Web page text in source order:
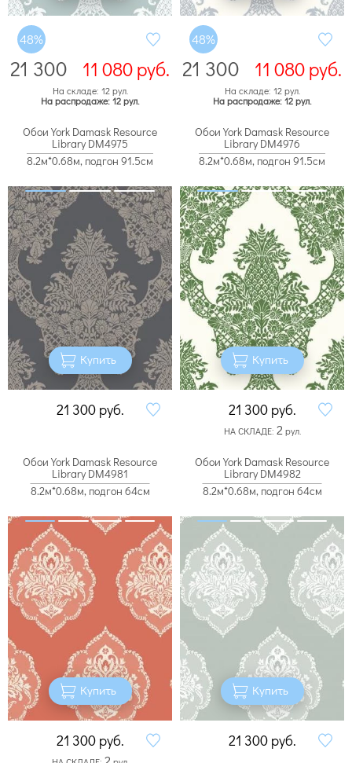
48%
21 300 11 080руб.
На складе: 12 рул.
На распродаже: 12 рул.
48%
21 300 11 080руб.
На складе: 12 рул.
На распродаже: 12 рул.
Обои York Damask Resource
Library DM4975
8.2м*0.68м, подгон 91.5см
Купить
21 300 руб.
Обои York Damask Resource
Library DM4976
8.2м*0.68м, подгон 91.5см
Купить
21 300 руб.
НА СКЛАДЕ: 2рул.
Обои York Damask Resource
Library DM4981
8.2м*0.68м, подгон 64см
Купить
21 300 руб.
Обои York Damask Resource
Library DM4982
8.2м*0.68м, подгон 64см
Купить
21 300 руб.